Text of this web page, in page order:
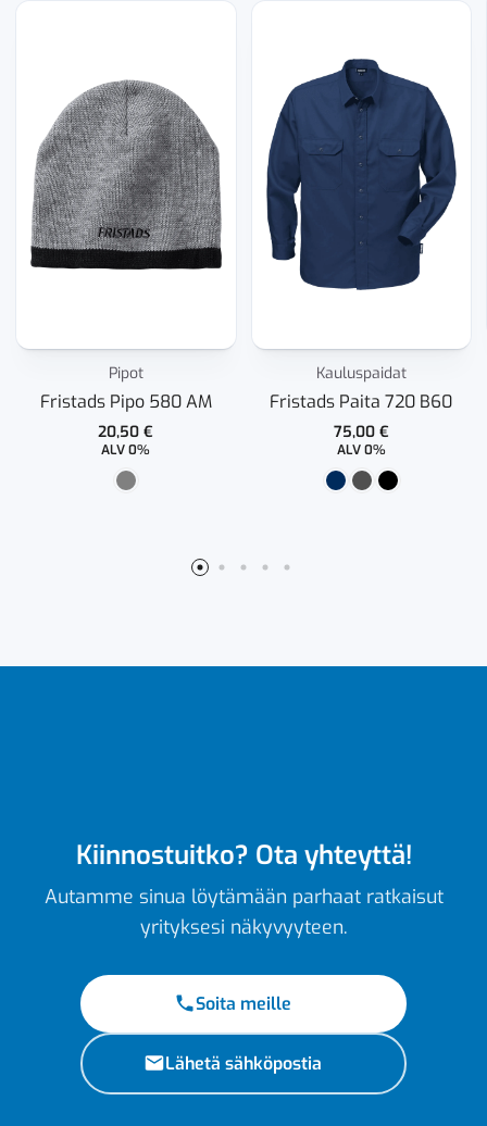
Pipot
Fristads Pipo 580 AM
20,50€
ALV 0%
Kauluspaidat
Fristads Paita 720 B60
75,00 €
ALV 0%
Kiinnostuitko? Ota yhteyttä!
Autamme sinua löytämään parhaat ratkaisut
yrityksesi näkyvyyteen.
Soita meille
Lähetä sähköpostia